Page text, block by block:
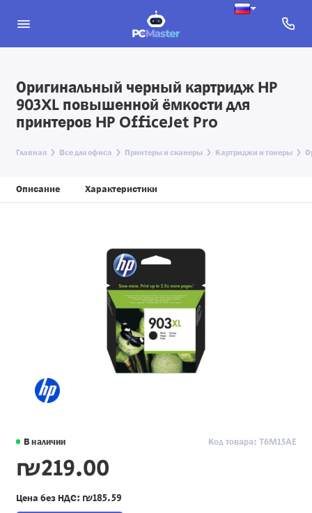
Оригинальный черный картридж HP
903XL повышенной ёмкости для
принтеров HP OfficeJet Pro
Главная Все для офиса Принтеры и сканеры Картриджи и тонеры
Описание Характеристики
В наличии Код товара: T6M15AE
₪219.00
Цена без НДС: ₪185.59